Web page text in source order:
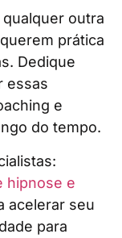
outra
prática
Dedique
essas
e
do tempo.
hipnose e
acelerar seu
para